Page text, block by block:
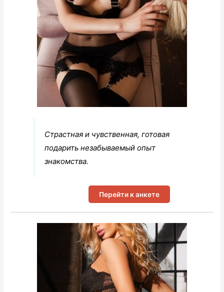
Страстная и чувственная, готовая
подарить незабываемый опыт
знакомства.
Перейти к анкете